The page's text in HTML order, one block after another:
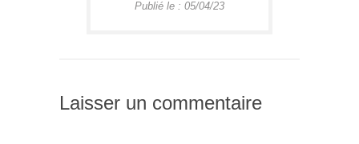
Publié le : 05/04/23
Laisser un commentaire